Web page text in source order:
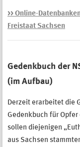
>> Online-
Freistaat Sachsen
Gedenkbuch der
(im Aufbau)
Derzeit erarbeitet die
Gedenkbuch für
sollen diejenigen
aus Sachsen